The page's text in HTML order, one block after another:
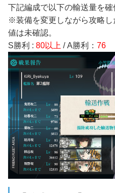
下記編成で以下の輸送量を確
※装備を変更しながら攻略
値は未確認。
S勝利 : 80以上 / A勝利： 76